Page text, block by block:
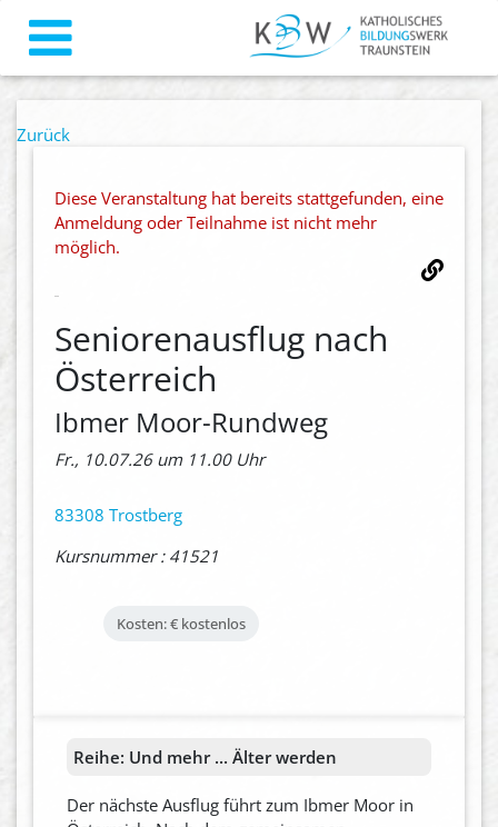
Zurück
Diese Veranstaltung hat bereits stattgefunden, eine
Anmeldung oder Teilnahme ist nicht mehr
möglich.
Seniorenausflug nach
Österreich
Ibmer Moor-Rundweg
Fr., 10.07.26 um 11.00 Uhr
83308 Trostberg
Kursnummer : 41521
Kosten: € kostenlos
Reihe: Und mehr ... Älter werden
Der nächste Ausflug führt zum Ibmer Moor in